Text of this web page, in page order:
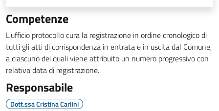
Competenze
L'ufficio protocollo cura la registrazione in ordine cronologico di
tutti gli atti di corrispondenza in entrata e in uscita dal Comune,
a ciascuno dei quali viene attribuito un numero progressivo con
relativa data di registrazione.
Responsabile
Dott.ssa Cristina Carlini